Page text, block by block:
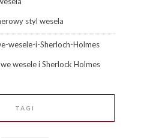
styl wesela
wesele i Sherlock Holmes
TAGI